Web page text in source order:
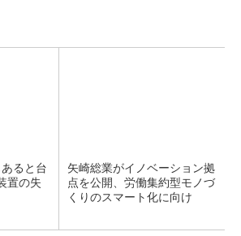
ると台
置の失
矢崎総業がイノベーション拠
点を公開、労働集約型モノづ
くりのスマート化に向け